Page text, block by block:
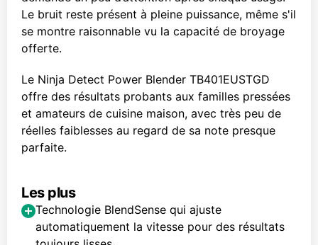
Le bruit reste présent à pleine puissance, même s'il
se montre raisonnable vu la capacité de broyage
offerte.
Le Ninja Detect Power Blender TB401EUSTGD
offre des résultats probants aux familles pressées
et amateurs de cuisine maison, avec très peu de
réelles faiblesses au regard de sa note presque
parfaite.
Les plus
Technologie BlendSense qui ajuste
automatiquement la vitesse pour des résultats